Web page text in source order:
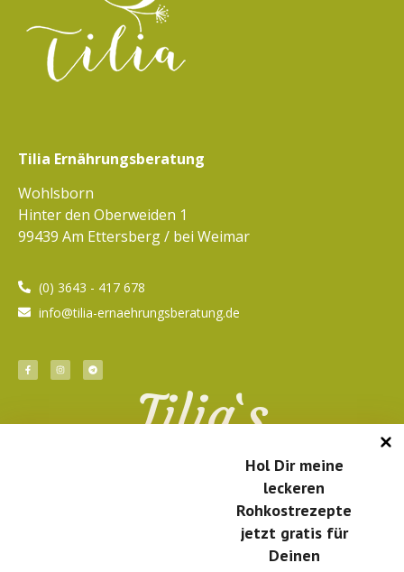
Hol Dir meine
leckeren
Rohkostrezepte
jetzt gratis für
Deinen
Tilia Ernährungsberatung
Wohlsborn
Hinter den Oberweiden 1
99439 Am Ettersberg / bei Weimar
(0) 3643 - 417 678
info@tilia-ernaehrungsberatung.de
Tilia`s
Newsletter